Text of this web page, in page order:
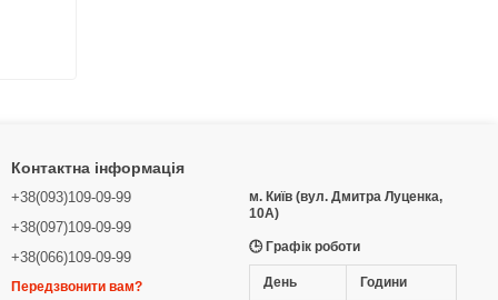
Контактна інформація
+38(093)109-09-99
+38(097)109-09-99
+38(066)109-09-99
Передзвонити вам?
м. Київ (вул. Дмитра Луценка,
10А)
🕒 Графік роботи
День Години